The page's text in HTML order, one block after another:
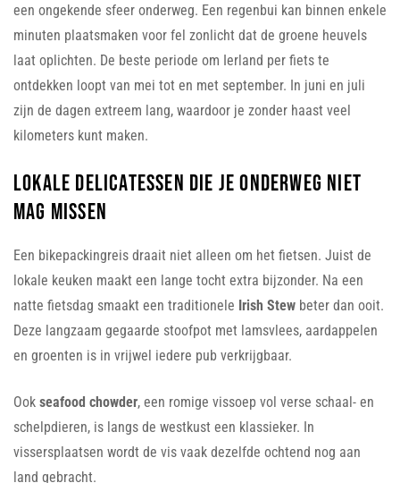
een ongekende sfeer onderweg. Een regenbui kan binnen enkele
minuten plaatsmaken voor fel zonlicht dat de groene heuvels
laat oplichten. De beste periode om Ierland per fiets te
ontdekken loopt van mei tot en met september. In juni en juli
zijn de dagen extreem lang, waardoor je zonder haast veel
kilometers kunt maken.
Lokale delicatessen die je onderweg niet
mag missen
Een bikepackingreis draait niet alleen om het fietsen. Juist de
lokale keuken maakt een lange tocht extra bijzonder. Na een
natte fietsdag smaakt een traditionele Irish Stew beter dan ooit.
Deze langzaam gegaarde stoofpot met lamsvlees, aardappelen
en groenten is in vrijwel iedere pub verkrijgbaar.
Ook seafood chowder, een romige vissoep vol verse schaal- en
schelpdieren, is langs de westkust een klassieker. In
vissersplaatsen wordt de vis vaak dezelfde ochtend nog aan
land gebracht.